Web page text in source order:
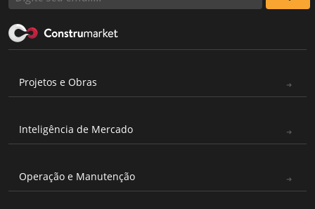
Projetos e Obras
Inteligência de Mercado
Operação e Manutenção